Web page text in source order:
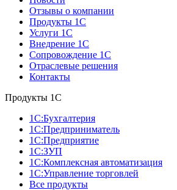
Отзывы о компании
Продукты 1С
Услуги 1С
Внедрение 1С
Сопровождение 1С
Отраслевые решения
Контакты
Продукты 1C
1С:Бухгалтерия
1С:Предприниматель
1С:Предприятие
1С:ЗУП
1С:Комплексная автоматизация
1С:Управление торговлей
Все продукты